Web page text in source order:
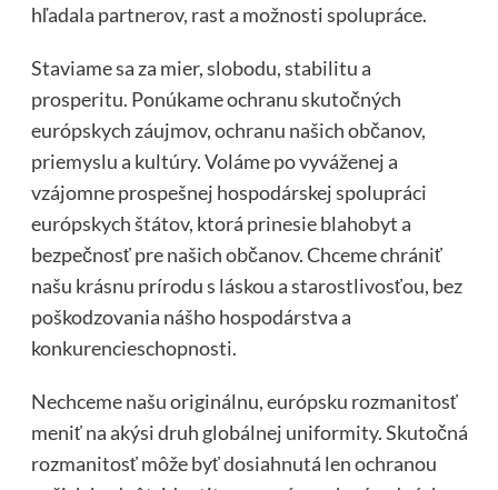
hľadala partnerov, rast a možnosti spolupráce.
Staviame sa za mier, slobodu, stabilitu a
prosperitu. Ponúkame ochranu skutočných
európskych záujmov, ochranu našich občanov,
priemyslu a kultúry. Voláme po vyváženej a
vzájomne prospešnej hospodárskej spolupráci
európskych štátov, ktorá prinesie blahobyt a
bezpečnosť pre našich občanov. Chceme chrániť
našu krásnu prírodu s láskou a starostlivosťou, bez
poškodzovania nášho hospodárstva a
konkurencieschopnosti.
Nechceme našu originálnu, európsku rozmanitosť
meniť na akýsi druh globálnej uniformity. Skutočná
rozmanitosť môže byť dosiahnutá len ochranou